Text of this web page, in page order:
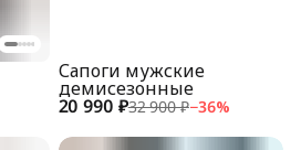
20 990 ₽32 900 ₽−36%
Сапоги мужские
демисезонные